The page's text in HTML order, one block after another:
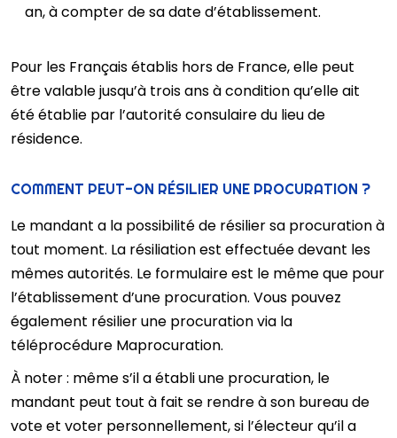
an, à compter de sa date d’établissement.
Pour les Français établis hors de France, elle peut
être valable jusqu’à trois ans à condition qu’elle ait
été établie par l’autorité consulaire du lieu de
résidence.
COMMENT PEUT-ON RÉSILIER UNE PROCURATION ?
Le mandant a la possibilité de résilier sa procuration à
tout moment. La résiliation est effectuée devant les
mêmes autorités. Le formulaire est le même que pour
l’établissement d’une procuration. Vous pouvez
également résilier une procuration via la
téléprocédure Maprocuration.
À noter : même s’il a établi une procuration, le
mandant peut tout à fait se rendre à son bureau de
vote et voter personnellement, si l’électeur qu’il a